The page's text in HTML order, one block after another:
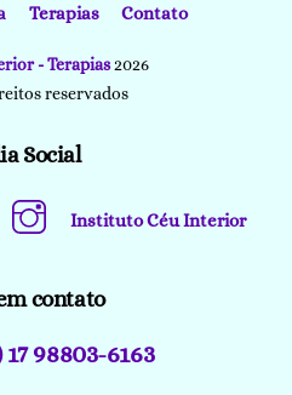
Terapias Contato
- Terapias2026
reservados
Social
Instituto Céu Interior
contato
17 98803-6163